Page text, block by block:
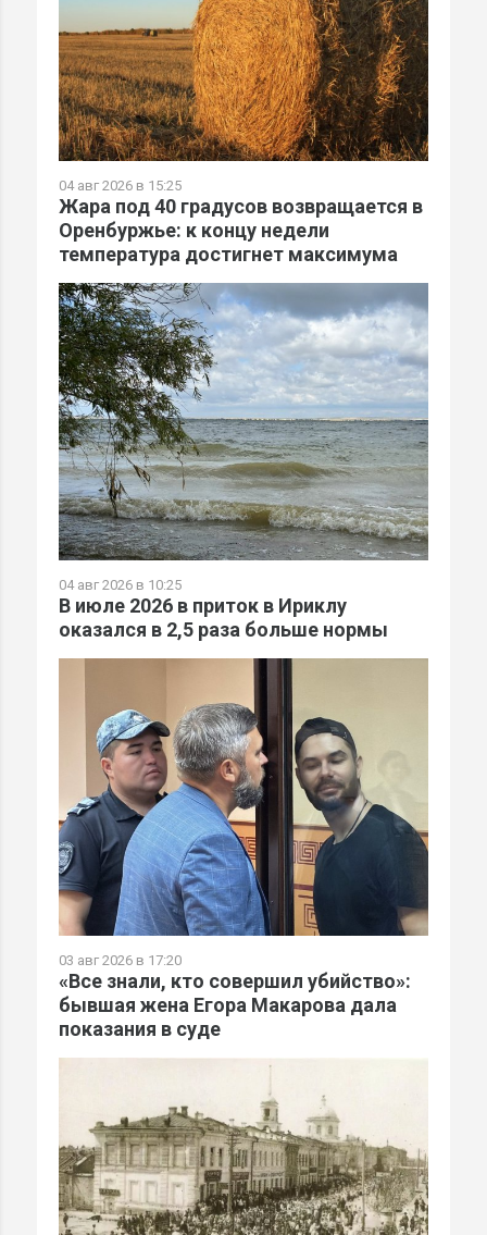
04 авг 2026 в 15:25
Жара под 40 градусов возвращается в
Оренбуржье: к концу недели
температура достигнет максимума
04 авг 2026 в 10:25
В июле 2026 в приток в Ириклу
оказался в 2,5 раза больше нормы
03 авг 2026 в 17:20
«Все знали, кто совершил убийство»:
бывшая жена Егора Макарова дала
показания в суде